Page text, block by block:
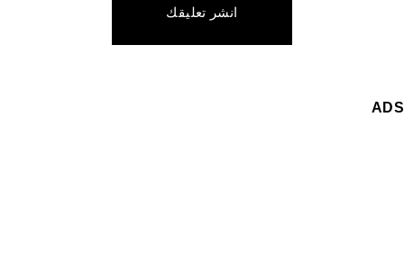
انشر تعليقك
ADS